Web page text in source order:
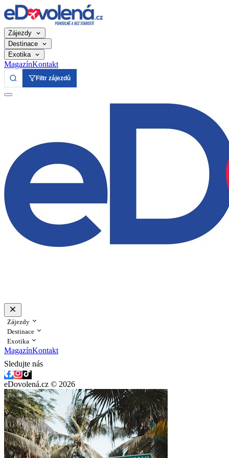
Zájezdy
Destinace
Exotika
MagazínKontakt
Filtr zájezdů
Zájezdy
Destinace
Exotika
MagazínKontakt
Sledujte nás
eDovolená.cz © 2026